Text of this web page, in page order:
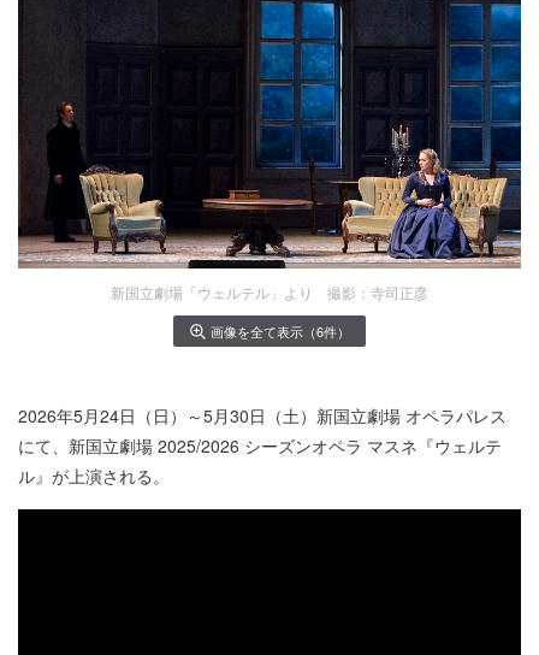
新国立劇場「ウェルテル」より 撮影：寺司正彦
画像を全て表示（6件）
2026年5月24日（日）～5月30日（土）新国立劇場 オペラパレス
にて、新国立劇場 2025/2026 シーズンオペラ マスネ『ウェルテ
ル』が上演される。